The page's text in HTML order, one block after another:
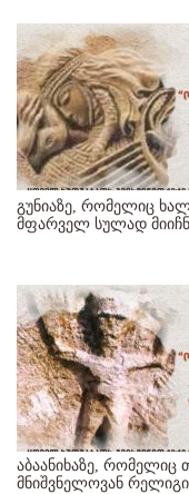
გუნიაზე, რომელიც
მფარველ სულად
აბაანიხაზე,
მნიშვნელოვან